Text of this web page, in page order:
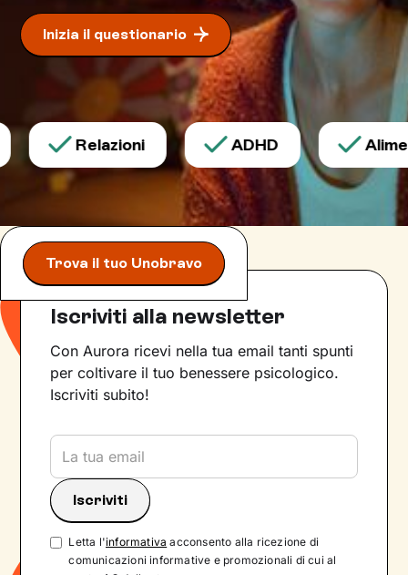
Inizia il questionario
Relazioni ADHD
Trova il tuo Unobravo
Iscriviti alla newsletter
Con Aurora ricevi nella tua email tanti spunti
per coltivare il tuo benessere psicologico.
Iscriviti subito!
Letta l'informativa acconsento alla ricezione di
comunicazioni informative e promozionali di cui al